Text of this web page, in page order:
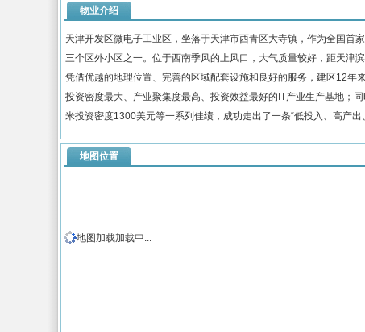
物业介绍
天津开发区微电子工业区，坐落于天津市西青区大寺镇，作为全国首
三个区外小区之一。位于西南季风的上风口，大气质量较好，距天津
凭借优越的地理位置、完善的区域配套设施和良好的服务，建区12
投资密度最大、产业聚集度最高、投资效益最好的IT产业生产基地；
米投资密度1300美元等一系列佳绩，成功走出了一条“低投入、高产
地图位置
地图加载加载中...